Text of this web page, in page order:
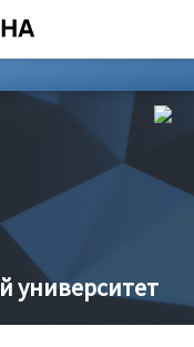
университет